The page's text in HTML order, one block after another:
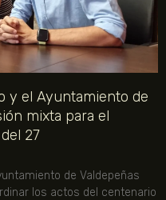
y el Ayuntamiento de
mixta para el
27
de Valdepeñas
los actos del centenario